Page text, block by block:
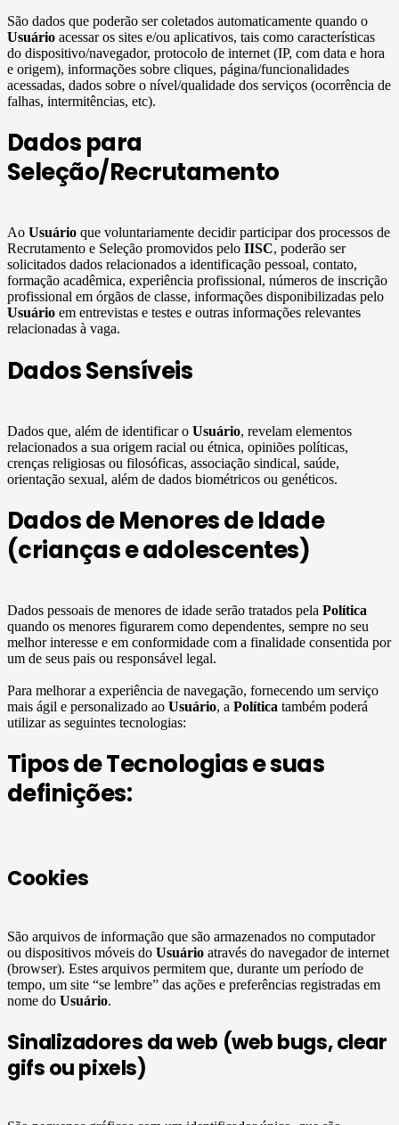
São dados que poderão ser coletados automaticamente quando o
Usuário acessar os sites e/ou aplicativos, tais como características
do dispositivo/navegador, protocolo de internet (IP, com data e hora
e origem), informações sobre cliques, página/funcionalidades
acessadas, dados sobre o nível/qualidade dos serviços (ocorrência de
falhas, intermitências, etc).
Dados para
Seleção/Recrutamento
Ao Usuário que voluntariamente decidir participar dos processos de
Recrutamento e Seleção promovidos pelo IISC, poderão ser
solicitados dados relacionados a identificação pessoal, contato,
formação acadêmica, experiência profissional, números de inscrição
profissional em órgãos de classe, informações disponibilizadas pelo
Usuário em entrevistas e testes e outras informações relevantes
relacionadas à vaga.
Dados Sensíveis
Dados que, além de identificar o Usuário, revelam elementos
relacionados a sua origem racial ou étnica, opiniões políticas,
crenças religiosas ou filosóficas, associação sindical, saúde,
orientação sexual, além de dados biométricos ou genéticos.
Dados de Menores de Idade
(crianças e adolescentes)
Dados pessoais de menores de idade serão tratados pela Política
quando os menores figurarem como dependentes, sempre no seu
melhor interesse e em conformidade com a finalidade consentida por
um de seus pais ou responsável legal.
Para melhorar a experiência de navegação, fornecendo um serviço
mais ágil e personalizado ao Usuário, a Política também poderá
utilizar as seguintes tecnologias:
Tipos de Tecnologias e suas
definições:
Cookies
São arquivos de informação que são armazenados no computador
ou dispositivos móveis do Usuário através do navegador de internet
(browser). Estes arquivos permitem que, durante um período de
tempo, um site “se lembre” das ações e preferências registradas em
nome do Usuário.
Sinalizadores da web (web bugs, clear
gifs ou pixels)